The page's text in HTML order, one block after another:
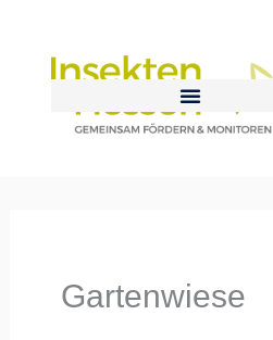
springen
Gartenwiese